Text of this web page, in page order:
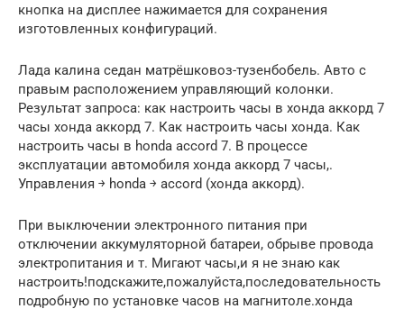
кнопка на дисплее нажимается для сохранения
изготовленных конфигураций.
Лада калина седан матрёшковоз-тузенбобель. Авто с
правым расположением управляющий колонки.
Результат запроса: как настроить часы в хонда аккорд 7
часы хонда аккорд 7. Как настроить часы хонда. Как
настроить часы в honda accord 7. В процессе
эксплуатации автомобиля хонда аккорд 7 часы,.
Управления ￫ honda ￫ accord (хонда аккорд).
При выключении электронного питания при
отключении аккумуляторной батареи, обрыве провода
электропитания и т. Мигают часы,и я не знаю как
настроить!подскажите,пожалуйста,последовательность
подробную по установке часов на магнитоле.хонда